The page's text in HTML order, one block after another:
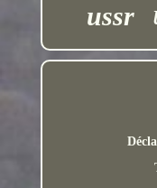
ussr